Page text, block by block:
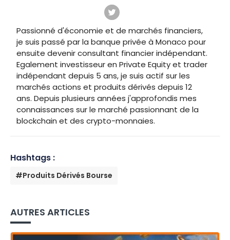
Passionné d'économie et de marchés financiers,
je suis passé par la banque privée à Monaco pour
ensuite devenir consultant financier indépendant.
Egalement investisseur en Private Equity et trader
indépendant depuis 5 ans, je suis actif sur les
marchés actions et produits dérivés depuis 12
ans. Depuis plusieurs années j'approfondis mes
connaissances sur le marché passionnant de la
blockchain et des crypto-monnaies.
Hashtags :
#Produits Dérivés Bourse
AUTRES ARTICLES